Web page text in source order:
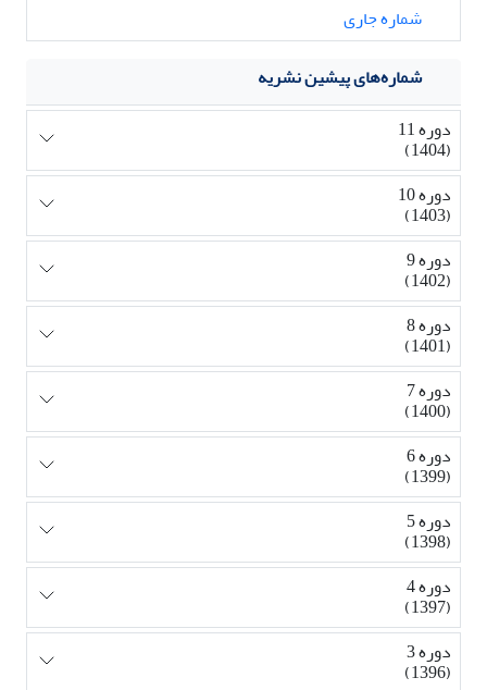
شماره جاری
شماره‌های پیشین نشریه
دوره 11
(1404)
دوره 10
(1403)
دوره 9
(1402)
دوره 8
(1401)
دوره 7
(1400)
دوره 6
(1399)
دوره 5
(1398)
دوره 4
(1397)
دوره 3
(1396)